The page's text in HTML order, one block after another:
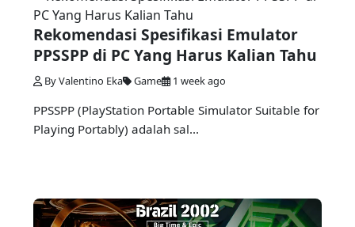
Rekomendasi Spesifikasi Emulator
PPSSPP di PC Yang Harus Kalian Tahu
By Valentino Eka Game 1 week ago
PPSSPP (PlayStation Portable Simulator Suitable for
Playing Portably) adalah sal...